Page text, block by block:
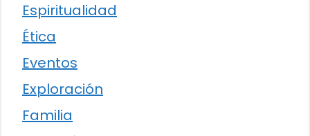
Espiritualidad
Ética
Eventos
Exploración
Familia